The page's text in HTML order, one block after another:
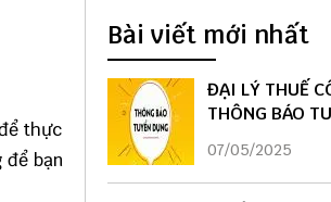
thực
để bạn
Bài viết mới nhất
ĐẠI LÝ THUẾ
THÔNG BÁO
DỤNG
07/05/2025